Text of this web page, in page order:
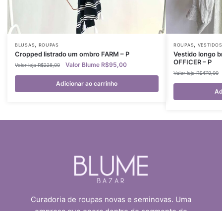
BLUSAS, ROUPAS
Cropped listrado um ombro FARM – P
R$228,00 R$95,00
Adicionar ao carrinho
ROUPAS, VESTIDOS
Vestido longo
OFFICER – P
R$479,00
Curadoria de roupas novas e seminovas. Uma